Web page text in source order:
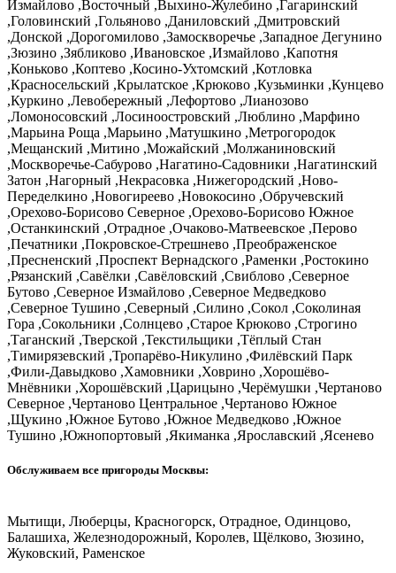
Измайлово ,Восточный ,Выхино-Жулебино ,Гагаринский
,Головинский ,Гольяново ,Даниловский ,Дмитровский
,Донской ,Дорогомилово ,Замоскворечье ,Западное Дегунино
,Зюзино ,Зябликово ,Ивановское ,Измайлово ,Капотня
,Коньково ,Коптево ,Косино-Ухтомский ,Котловка
,Красносельский ,Крылатское ,Крюково ,Кузьминки ,Кунцево
,Куркино ,Левобережный ,Лефортово ,Лианозово
,Ломоносовский ,Лосиноостровский ,Люблино ,Марфино
,Марьина Роща ,Марьино ,Матушкино ,Метрогородок
,Мещанский ,Митино ,Можайский ,Молжаниновский
,Москворечье-Сабурово ,Нагатино-Садовники ,Нагатинский
Затон ,Нагорный ,Некрасовка ,Нижегородский ,Ново-
Переделкино ,Новогиреево ,Новокосино ,Обручевский
,Орехово-Борисово Северное ,Орехово-Борисово Южное
,Останкинский ,Отрадное ,Очаково-Матвеевское ,Перово
,Печатники ,Покровское-Стрешнево ,Преображенское
,Пресненский ,Проспект Вернадского ,Раменки ,Ростокино
,Рязанский ,Савёлки ,Савёловский ,Свиблово ,Северное
Бутово ,Северное Измайлово ,Северное Медведково
,Северное Тушино ,Северный ,Силино ,Сокол ,Соколиная
Гора ,Сокольники ,Солнцево ,Старое Крюково ,Строгино
,Таганский ,Тверской ,Текстильщики ,Тёплый Стан
,Тимирязевский ,Тропарёво-Никулино ,Филёвский Парк
,Фили-Давыдково ,Хамовники ,Ховрино ,Хорошёво-
Мнёвники ,Хорошёвский ,Царицыно ,Черёмушки ,Чертаново
Северное ,Чертаново Центральное ,Чертаново Южное
,Щукино ,Южное Бутово ,Южное Медведково ,Южное
Тушино ,Южнопортовый ,Якиманка ,Ярославский ,Ясенево
Обслуживаем все пригороды Москвы:
Мытищи, Люберцы, Красногорск, Отрадное, Одинцово,
Балашиха, Железнодорожный, Королев, Щёлково, Зюзино,
Жуковский, Раменское